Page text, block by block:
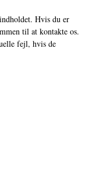
Hvis du er
til at kontakte os.
fejl, hvis de